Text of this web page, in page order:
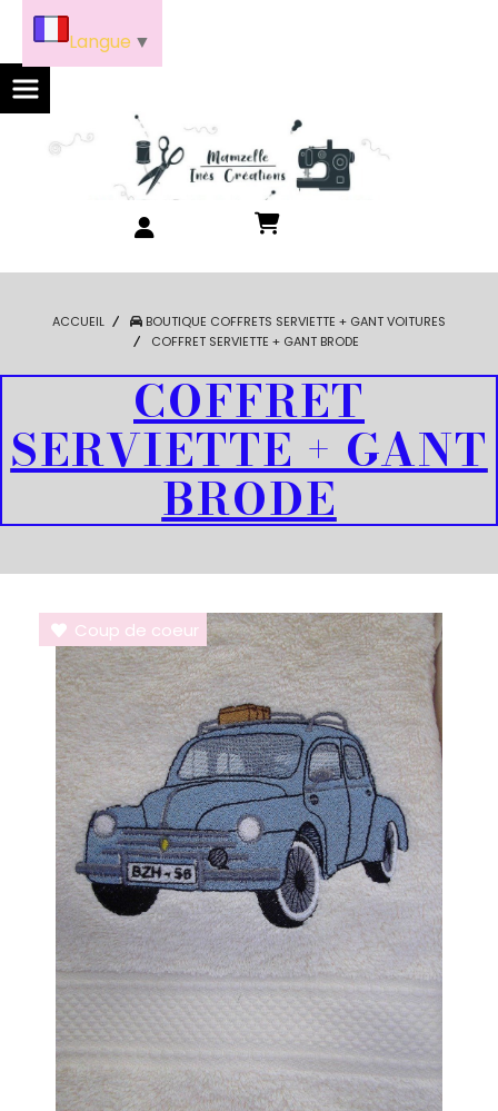
ACCUEIL
BOUTIQUE COFFRETS SERVIETTE + GANT VOITURES
COFFRET SERVIETTE + GANT BRODE
COFFRET
SERVIETTE + GANT
BRODE
Coup de coeur
Langue ▼